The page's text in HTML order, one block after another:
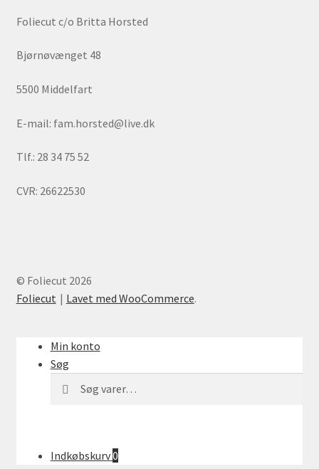
Foliecut c/o Britta Horsted
Bjørnøvænget 48
5500 Middelfart
E-mail: fam.horsted@live.dk
Tlf.: 28 34 75 52
CVR: 26622530
© Foliecut 2026
Foliecut
Lavet med WooCommerce.
Min konto
Søg
Indkøbskurv0